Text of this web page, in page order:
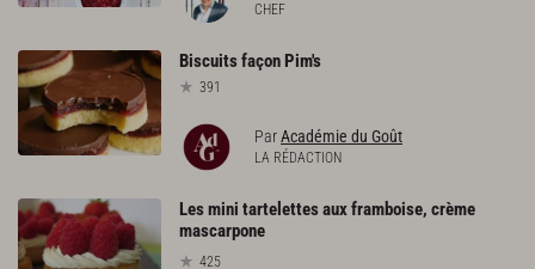
CHEF
Biscuitsfaçon Pim's
391
ParAcadémie du Goût
LA RÉDACTION
Les mini tartelettes aux framboise, crème
mascarpone
425